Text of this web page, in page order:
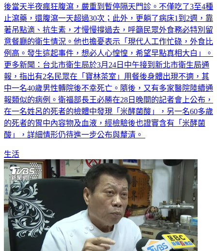
後當天半夜瘋狂腹瀉，嚴重到暫停隔天門診。不僅吃了3至4種
止瀉藥，還腹瀉一天超過30次；此外，更躺了病床1到2週，靠
著吊點滴、抗生素，才慢慢撐過去，呼籲民眾外食務必特別留
意餐廳的衛生情況。他也擔憂表示「現代人工作忙碌，外食比
例高。發生這起事件，想必人心惶惶，希望早點真相大白」。
更多新聞：台北市衛生局於3月24日中午接到新北市衛生局通
報，指出有2名民眾在「寶林茶室」用餐後身體出現不適，其
中一名40歲男性轉院後不幸死亡。隨後，又有多家醫院陸續通
報類似的病例。衛福部長王必勝在28日晚間的記者會上公布，
在一名姓呂的死者的檢體中發現「米酵菌酸」，另一名60多歲
的死者的胃中內容物及血液，經檢驗後也證實含有「米酵菌
酸」，詳細情形仍待進一步公布與釐清。
生活